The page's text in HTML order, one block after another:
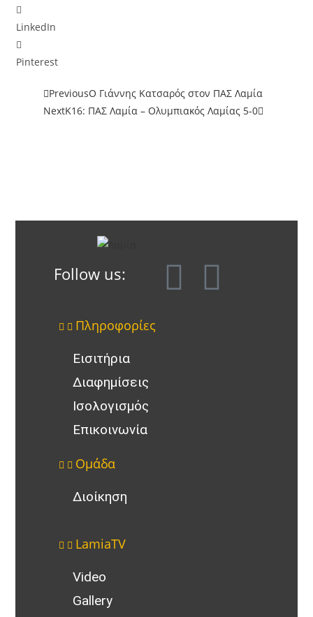
LinkedIn
Pinterest
PreviousΟ Γιάννης Κατσαρός στον ΠΑΣ Λαμία
NextΚ16: ΠΑΣ Λαμία – Ολυμπιακός Λαμίας 5-0
Follow us:
Πληροφορίες
Εισιτήρια
Διαφημίσεις
Ισολογισμός
Επικοινωνία
Ομάδα
Διοίκηση
LamiaTV
Video
Gallery